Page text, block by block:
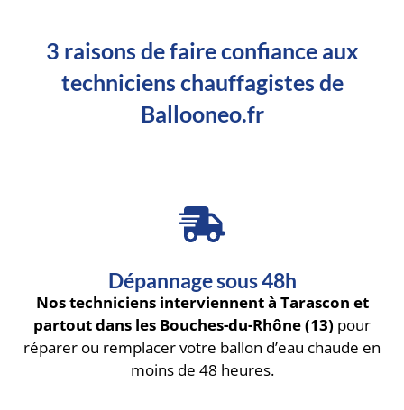
3 raisons de faire confiance aux
techniciens chauffagistes de
Ballooneo.fr
Dépannage sous 48h
Nos techniciens interviennent à Tarascon et
partout dans les Bouches-du-Rhône (13) pour
réparer ou remplacer votre ballon d’eau chaude en
moins de 48 heures.